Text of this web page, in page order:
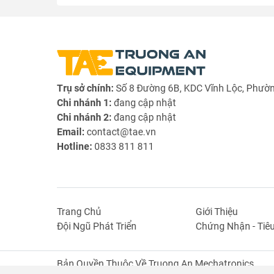
Thông số kỹ thuật combo Vitme Đai Ốc
- Chiều dài thanh vitme:
Trụ sở chính: Số 8 Đường 6B, KDC Vĩnh Lộc,
Chi nhánh 1: đang cập nhật
Chi nhánh 2: đang cập nhật
Email: contact@tae.vn
Hotline: 0833 811 811
Trang Chủ Giới Thiệu
Đội Ngũ Phát Triển
Chứng Nhận -
Bản Quyền Thuộc Về Truong An Mechatronics.